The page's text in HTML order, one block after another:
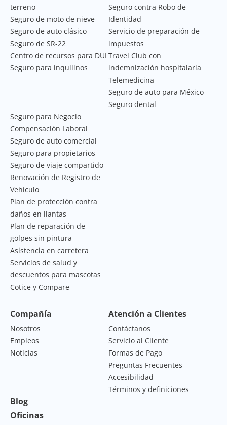
terreno
Seguro de moto de nieve
Seguro de auto clásico
Seguro de SR-22
Centro de recursos para DUI
Seguro para inquilinos
Seguro contra Robo de
Identidad
Servicio de preparación de
impuestos
Travel Club con
indemnización hospitalaria
Telemedicina
Seguro de auto para México
Seguro dental
Seguro para Negocio
Compensación Laboral
Seguro de auto comercial
Seguro para propietarios
Seguro de viaje compartido
Renovación de Registro de
Vehículo
Plan de protección contra
daños en llantas
Plan de reparación de
golpes sin pintura
Asistencia en carretera
Servicios de salud y
descuentos para mascotas
Cotice y Compare
Compañía
Nosotros
Empleos
Noticias
Atención a Clientes
Contáctanos
Servicio al Cliente
Formas de Pago
Preguntas Frecuentes
Accesibilidad
Términos y definiciones
Blog
Oficinas